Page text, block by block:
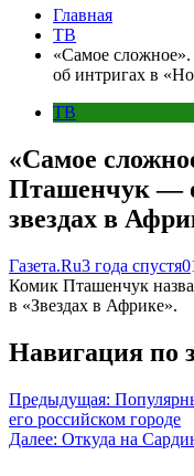
Главная
ТВ
«Самое
об интригах в
ТВ
«Самое
Пташенчук —
звездах в
Газета.Ru3 года спустя0
Комик Пташенчук
в «Звездах в Африке».
Навигация по
Предыдущая:
его российском городе
Далее: Откуда на